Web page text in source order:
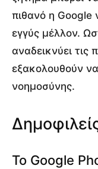
πιθανό η Google
εγγύς μέλλον.
αναδεικνύει τις
εξακολουθούν να
νοημοσύνης.
Το Google